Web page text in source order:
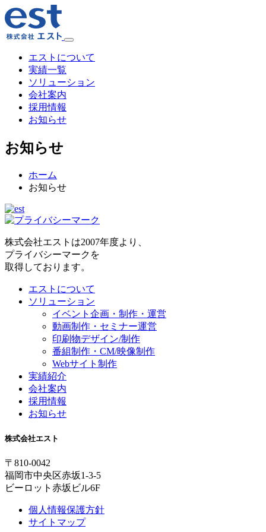
エストについて
実績一覧
ソリューション
会社案内
採用情報
お知らせ
お知らせ
ホーム
お知らせ
株式会社エストは2007年度より、
プライバシーマークを
取得しております。
エストについて
ソリューション
イベント企画・制作・運営
動画制作・セミナー運営
印刷物デザイン/制作
番組制作・CM/映像制作
Webサイト制作
実績紹介
会社案内
採用情報
お知らせ
株式会社エスト
〒810-0042
福岡市中央区赤坂1-3-5
ビーロット赤坂ビル6F
個人情報保護方針
サイトマップ